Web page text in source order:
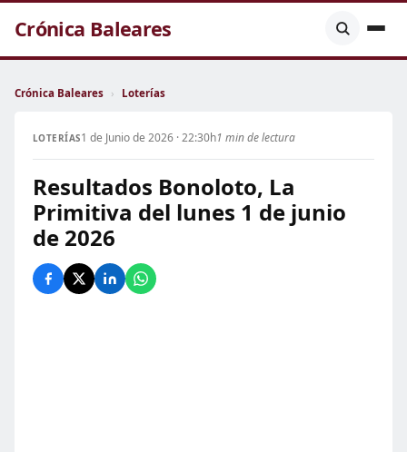
Crónica Baleares
Crónica Baleares › Loterías
LOTERÍAS1 de Junio de 2026 · 22:30h1 min de lectura
Resultados Bonoloto, La
Primitiva del lunes 1 de junio
de 2026